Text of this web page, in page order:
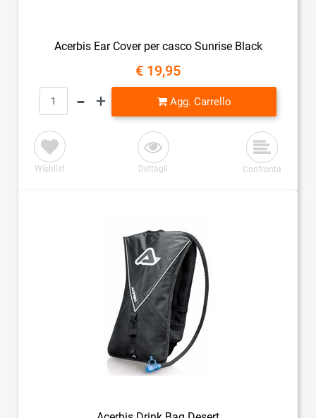
Acerbis Ear Cover per casco Sunrise Black
€ 19,95
Quantità
Agg. Carrello
Wishlist Dettagli Confronta